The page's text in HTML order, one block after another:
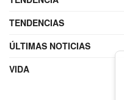
TENDENCIAS
ÚLTIMAS NOTICIAS
VIDA